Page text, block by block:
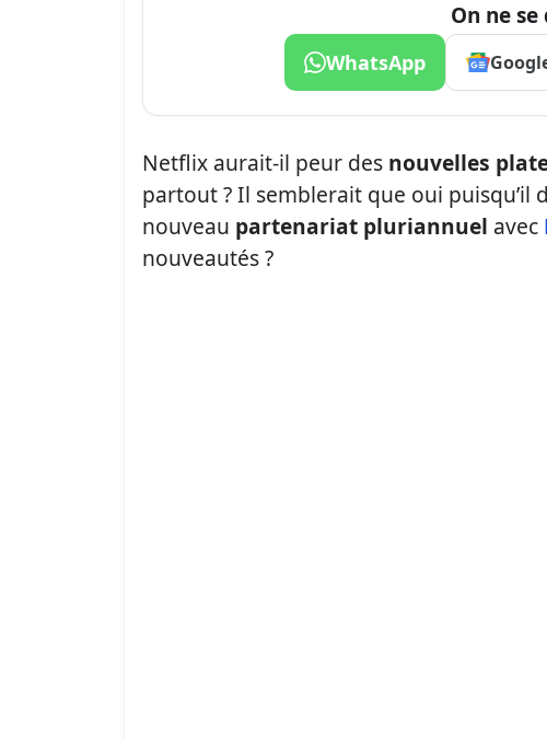
On ne
WhatsApp
Netflix aurait-il peur des nouvelles
partout ? Il semblerait que oui puisqu’il
nouveau partenariat pluriannuel avec
nouveautés ?